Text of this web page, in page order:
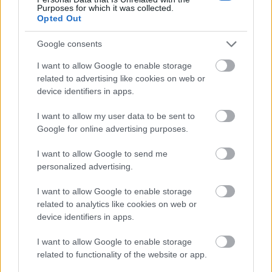
Purposes for which it was collected.
Opted Out
Google consents
I want to allow Google to enable storage
related to advertising like cookies on web or
device identifiers in apps.
I want to allow my user data to be sent to
Google for online advertising purposes.
I want to allow Google to send me
personalized advertising.
I want to allow Google to enable storage
related to analytics like cookies on web or
device identifiers in apps.
I want to allow Google to enable storage
related to functionality of the website or app.
shoes-stay-the-same-ep-1
http://www.myspace.com/the.shoesmusic
Cold War Kids: Louder Than Ever
Az amerikaiCold War Kidskvartett 2011
januárjában megjelenő harmadik albumának
Is Yourslesz a címe. A beharangozó szám már
http://www.weallwantsomeone.org/2010/10/30/
cold-war-kids-louder-than-ever/
Alice Gold: Orbiter
Újabb erősenhype-olt előadó a bemutatkozó
kislemezekre szakosodott Pure Groove lemezbolttól.
Ez az angol gitáros lány azEelselőtt lépett Mr. E-ék
őszi európai turnéján, a bécsi koncerten is ott volt.
Ha minden igaz, a jónevű Fiction Records adja majd
ki nagylemezét (Seven Rainbows ).
https://www.youtube.com/watch?v=KzJBCbn-